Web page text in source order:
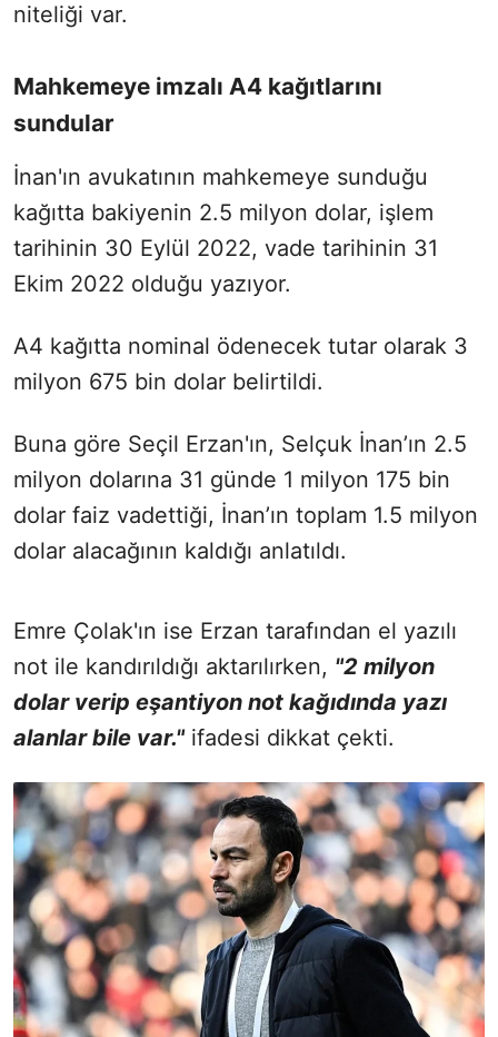
niteliği var.
Mahkemeye imzalı A4 kağıtlarını
sundular
İnan'ın avukatının mahkemeye sunduğu
kağıtta bakiyenin 2.5 milyon dolar, işlem
tarihinin 30 Eylül 2022, vade tarihinin 31
Ekim 2022 olduğu yazıyor.
A4 kağıtta nominal ödenecek tutar olarak 3
milyon 675 bin dolar belirtildi.
Buna göre Seçil Erzan'ın, Selçuk İnan’ın 2.5
milyon dolarına 31 günde 1 milyon 175 bin
dolar faiz vadettiği, İnan’ın toplam 1.5 milyon
dolar alacağının kaldığı anlatıldı.
Emre Çolak'ın ise Erzan tarafından el yazılı
not ile kandırıldığı aktarılırken, "2 milyon
dolar verip eşantiyon not kağıdında yazı
alanlar bile var."ifadesi dikkat çekti.